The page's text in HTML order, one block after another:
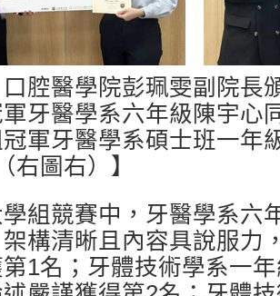
口腔醫學院彭珮雯副院長
牙醫學系六年級陳宇心
軍牙醫學系碩士班一年
右圖右）】
組競賽中，牙醫學系六
構清晰且內容具說服力
1名；牙體技術學系一